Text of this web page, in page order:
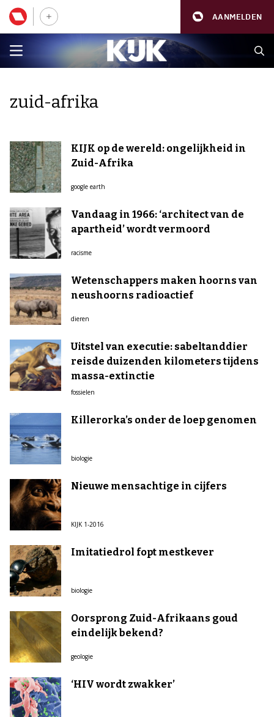
AANMELDEN
zuid-afrika
KIJK op de wereld: ongelijkheid in
Zuid-Afrika
google earth
Vandaag in 1966: ‘architect van de
apartheid’ wordt vermoord
racisme
Wetenschappers maken hoorns van
neushoorns radioactief
dieren
Uitstel van executie: sabeltanddier
reisde duizenden kilometers tijdens
massa-extinctie
fossielen
Killerorka’s onder de loep genomen
biologie
Nieuwe mensachtige in cijfers
KIJK 1-2016
Imitatiedrol fopt mestkever
biologie
Oorsprong Zuid-Afrikaans goud
eindelijk bekend?
geologie
‘HIV wordt zwakker’